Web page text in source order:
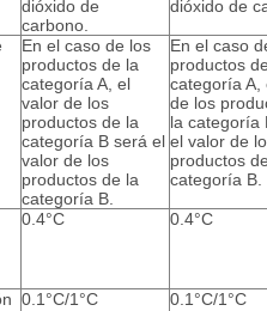
dióxido de
carbono.
dióxido de
En el caso de los
productos de la
categoría A, el
valor de los
productos de la
categoría B será el
valor de los
productos de la
categoría B.
En el caso
productos
categoría A,
de los
la categoría
el valor de
productos
categoría B.
0.4°C 0.4°C
0.1°C/1°C 0.1°C/1°C